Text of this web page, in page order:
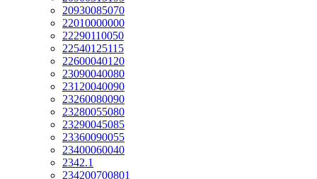
20930085070
22010000000
22290110050
22540125115
22600040120
23090040080
23120040090
23260080090
23280055080
23290045085
23360090055
23400060040
2342.1
234200700801